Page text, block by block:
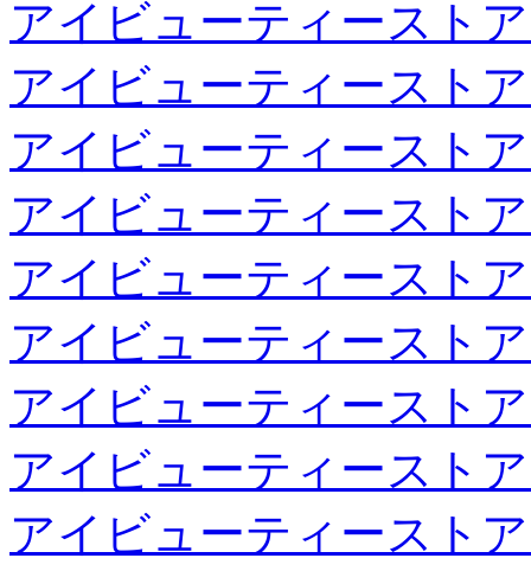
アイビューティースト
アイビューティースト
アイビューティースト
アイビューティースト
アイビューティースト
アイビューティースト
アイビューティースト
アイビューティースト
アイビューティースト